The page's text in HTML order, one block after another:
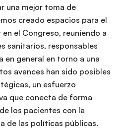
una mejor toma de
creado espacios para el
el Congreso, reuniendo a
sanitarios, responsables
en general en torno a una
avances han sido posibles
un esfuerzo
que conecta de forma
los pacientes con la
de las políticas públicas.